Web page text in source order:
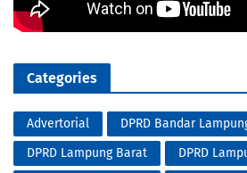
Categories
Advertorial DPRD Bandar
DPRD Lampung Barat
DPRD